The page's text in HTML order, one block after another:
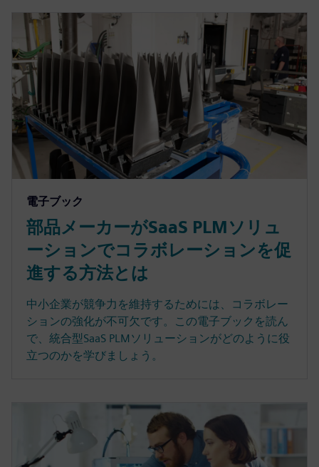
電子ブック
部品メーカーがSaaS PLMソリュ
ーションでコラボレーションを促
進する方法とは
中小企業が競争力を維持するためには、コラボレー
ションの強化が不可欠です。この電子ブックを読ん
で、統合型SaaS PLMソリューションがどのように役
立つのかを学びましょう。